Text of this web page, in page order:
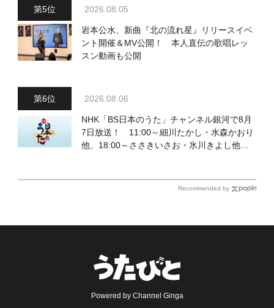
2026.08.05
岩本公水、新曲『北の流れ星』リリースイベ
ント開催＆MV公開！ 本人直伝の歌唱レッ
スン動画も公開
2026.08.06
NHK「BS日本のうた」チャンネル銀河で8月
7日放送！ 11:00～細川たかし・水森かおり
他、18:00～ささきいさお・氷川きよし他登
Recommended by
Powered by Channel Ginga